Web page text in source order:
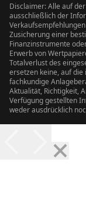
Disclaimer: Alle auf
ausschließlich der
Zusicherung einer
Finanzinstrumente
Erwerb von
Totalverlust des
ersetzen keine, auf
fachkundige
Aktualität, Richtigkeit,
Verfügung gestellten
weder ausdrücklich